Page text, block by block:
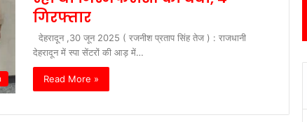
गिरफ्तार
देहरादून ,30 जून 2025 ( रजनीश प्रताप सिंह तेज ) : राजधानी
देहरादून में स्पा सेंटरों की आड़ में…
Read More »